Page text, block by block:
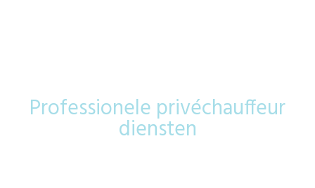
Professionele privéchauffeur
diensten